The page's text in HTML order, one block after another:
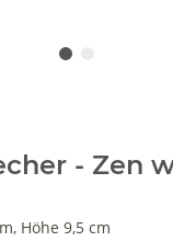
- Zen
Höhe 9,5 cm